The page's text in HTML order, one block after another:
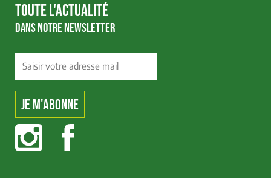
TOUTE L'ACTUALITÉ
DANS NOTRE NEWSLETTER